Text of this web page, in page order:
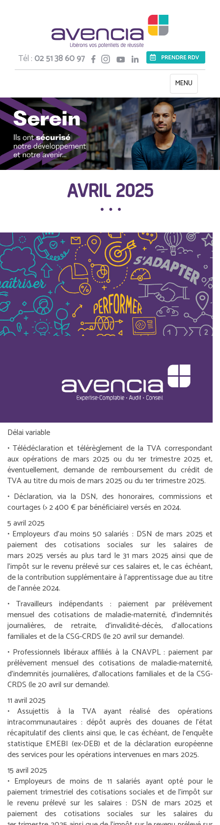
Tél :02 51 38 60 97
Toggle
navigation
MENU
AVRIL 2025
Délai variable
• Télédéclaration et télérèglement de la TVA correspondant
aux opérations de mars 2025 ou du 1er trimestre 2025 et,
éventuellement, demande de remboursement du crédit de
TVA au titre du mois de mars 2025 ou du 1ertrimestre 2025.
• Déclaration, via la DSN, des honoraires, commissions et
courtages (> 2 400 € par bénéficiaire) versés en 2024.
5 avril 2025
• Employeurs d’au moins 50 salariés : DSN de mars 2025 et
paiement des cotisations sociales sur les salaires de
mars 2025 versés au plus tard le 31 mars 2025 ainsi que de
l’impôt sur le revenu prélevé sur ces salaires et, le cas échéant,
de la contribution supplémentaire à l’apprentissage due au titre
de l’année 2024.
• Travailleurs indépendants : paiement par prélèvement
mensuel des cotisations de maladie-maternité, d’indemnités
journalières, de retraite, d’invalidité-décès, d’allocations
familiales et de la CSG-CRDS (le 20 avril sur demande).
• Professionnels libéraux affiliés à la CNAVPL : paiement par
prélèvement mensuel des cotisations de maladie-maternité,
d’indemnités journalières, d’allocations familiales et de la CSG-
CRDS (le 20 avril sur demande).
11 avril 2025
• Assujettis à la TVA ayant réalisé des opérations
intracommunautaires : dépôt auprès des douanes de l’état
récapitulatif des clients ainsi que, le cas échéant, de l’enquête
statistique EMEBI (ex-DEB) et de la déclaration européenne
des services pour les opérations intervenues en mars 2025.
15 avril 2025
• Employeurs de moins de 11 salariés ayant opté pour le
paiement trimestriel des cotisations sociales et de l’impôt sur
le revenu prélevé sur les salaires : DSN de mars 2025 et
paiement des cotisations sociales sur les salaires du